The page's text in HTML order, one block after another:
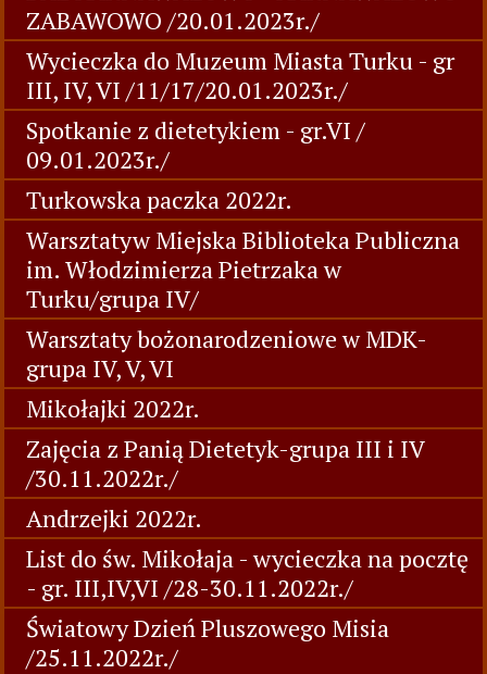
ZABAWOWO /20.01.2023r./
Wycieczka do Muzeum Miasta Turku - gr
III, IV, VI /11/17/20.01.2023r./
Spotkanie z dietetykiem - gr.VI /
09.01.2023r./
Turkowska paczka 2022r.
Warsztatyw Miejska Biblioteka Publiczna
im. Włodzimierza Pietrzaka w
Turku/grupa IV/
Warsztaty bożonarodzeniowe w MDK-
grupa IV, V, VI
Mikołajki 2022r.
Zajęcia z Panią Dietetyk-grupa III i IV
/30.11.2022r./
Andrzejki 2022r.
List do św. Mikołaja - wycieczka na pocztę
- gr. III,IV,VI /28-30.11.2022r./
Światowy Dzień Pluszowego Misia
/25.11.2022r./